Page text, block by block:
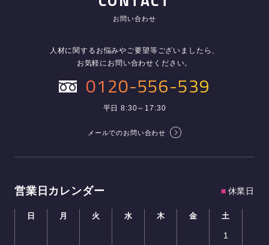
お問い合わせ
人材に関するお悩みやご要望等ございましたら、
お気軽にお問い合わせください。
0120-556-539
平日 8:30～17:30
メールでのお問い合わせ
営業日カレンダー ■ 休業日
日 月 火 水 木 金 土
1